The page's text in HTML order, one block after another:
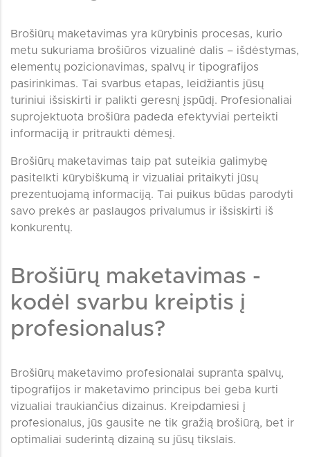
Brošiūrų maketavimas yra kūrybinis procesas, kurio
metu sukuriama brošiūros vizualinė dalis – išdėstymas,
elementų pozicionavimas, spalvų ir tipografijos
pasirinkimas. Tai svarbus etapas, leidžiantis jūsų
turiniui išsiskirti ir palikti geresnį įspūdį. Profesionaliai
suprojektuota brošiūra padeda efektyviai perteikti
informaciją ir pritraukti dėmesį.
Brošiūrų maketavimas taip pat suteikia galimybę
pasitelkti kūrybiškumą ir vizualiai pritaikyti jūsų
prezentuojamą informaciją. Tai puikus būdas parodyti
savo prekės ar paslaugos privalumus ir išsiskirti iš
konkurentų.
Brošiūrų maketavimas -
kodėl svarbu kreiptis į
profesionalus?
Brošiūrų maketavimo profesionalai supranta spalvų,
tipografijos ir maketavimo principus bei geba kurti
vizualiai traukiančius dizainus. Kreipdamiesi į
profesionalus, jūs gausite ne tik gražią brošiūrą, bet ir
optimaliai suderintą dizainą su jūsų tikslais.